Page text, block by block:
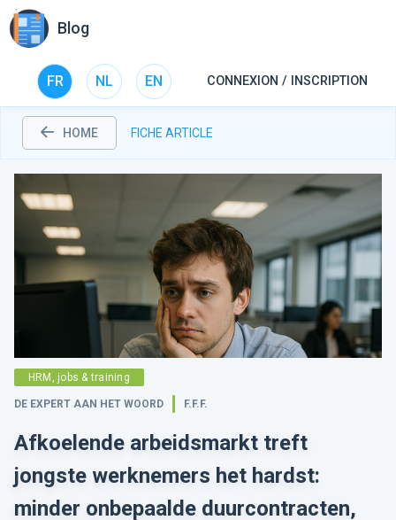
Blog
FR NL EN CONNEXION / INSCRIPTION
HOME FICHE ARTICLE
HRM, jobs & training
DE EXPERT AAN HET WOORD F.F.F.
Afkoelende arbeidsmarkt treft
jongste werknemers het hardst:
minder onbepaalde duurcontracten,